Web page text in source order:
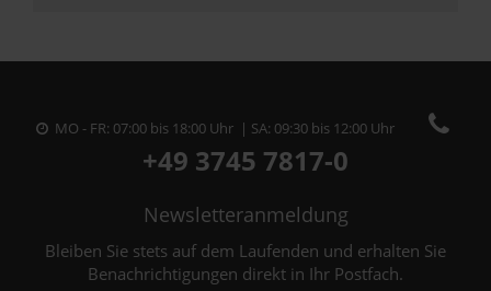
MO - FR: 07:00 bis 18:00 Uhr | SA: 09:30 bis 12:00 Uhr
+49 3745 7817-0
Newsletteranmeldung
Bleiben Sie stets auf dem Laufenden und erhalten Sie
Benachrichtigungen direkt in Ihr Postfach.